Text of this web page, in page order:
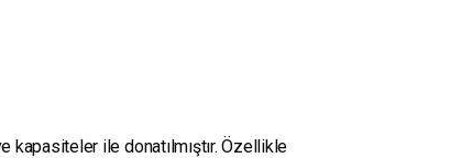
ile donatılmıştır. Özellikle